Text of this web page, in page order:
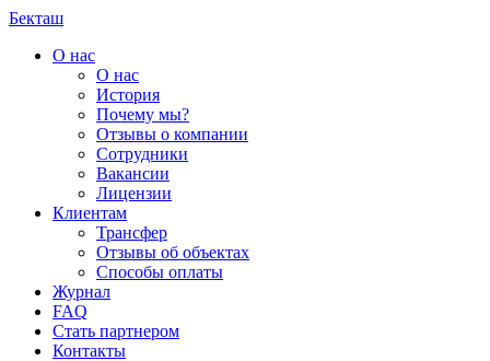
Бекташ
О нас
О нас
История
Почему мы?
Отзывы о компании
Сотрудники
Вакансии
Лицензии
Клиентам
Трансфер
Отзывы об объектах
Способы оплаты
Журнал
FAQ
Стать партнером
Контакты